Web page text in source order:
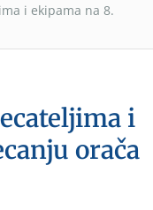
i ekipama na 8.
i
orača